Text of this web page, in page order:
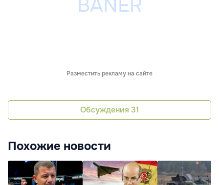
Разместить рекламу на сайте
Обсуждения 31
Похожие новости